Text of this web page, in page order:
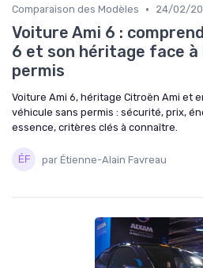
Comparaison des Modèles • 24/02/
Voiture Ami 6 :
6 et son héritage face à
permis
Voiture Ami 6, héritage Citroën Ami et
véhicule sans permis : sécurité, prix,
essence, critères clés à connaître.
par Étienne-Alain Favreau